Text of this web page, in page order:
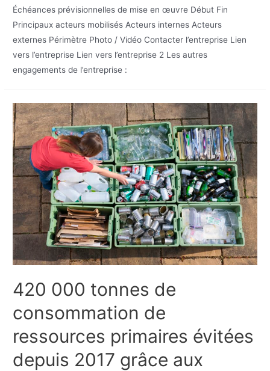
Échéances prévisionnelles de mise en œuvre Début Fin
Principaux acteurs mobilisés Acteurs internes Acteurs
externes Périmètre Photo / Vidéo Contacter l’entreprise Lien
vers l’entreprise Lien vers l’entreprise 2 Les autres
engagements de l’entreprise :
420 000 tonnes de
consommation de
ressources primaires évitées
depuis 2017 grâce aux